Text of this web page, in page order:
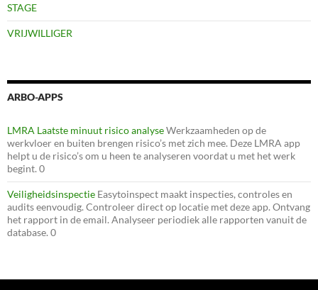
STAGE
VRIJWILLIGER
ARBO-APPS
LMRA Laatste minuut risico analyseWerkzaamheden op de
werkvloer en buiten brengen risico’s met zich mee. Deze LMRA app
helpt u de risico’s om u heen te analyseren voordat u met het werk
begint. 0
Veiligheidsinspectie Easytoinspect maakt inspecties, controles en
audits eenvoudig. Controleer direct op locatie met deze app. Ontvang
het rapport in de email. Analyseer periodiek alle rapporten vanuit de
database. 0